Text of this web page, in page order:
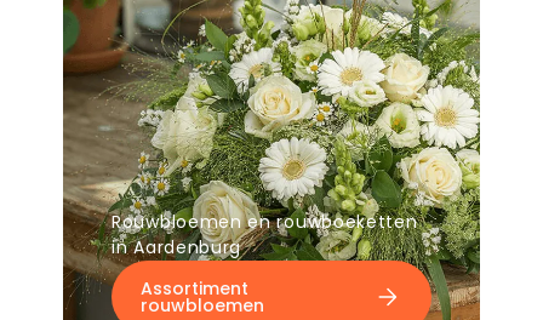
Rouwbloemen en rouwboeketten
in Aardenburg
Assortiment
rouwbloemen